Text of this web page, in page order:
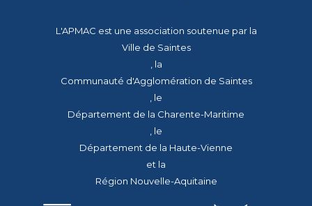
L'APMAC est une association soutenue par la
Ville de Saintes
, la
Communauté d'Agglomération de Saintes
, le
Département de la Charente-Maritime
, le
Département de la Haute-Vienne
et la
Région Nouvelle-Aquitaine